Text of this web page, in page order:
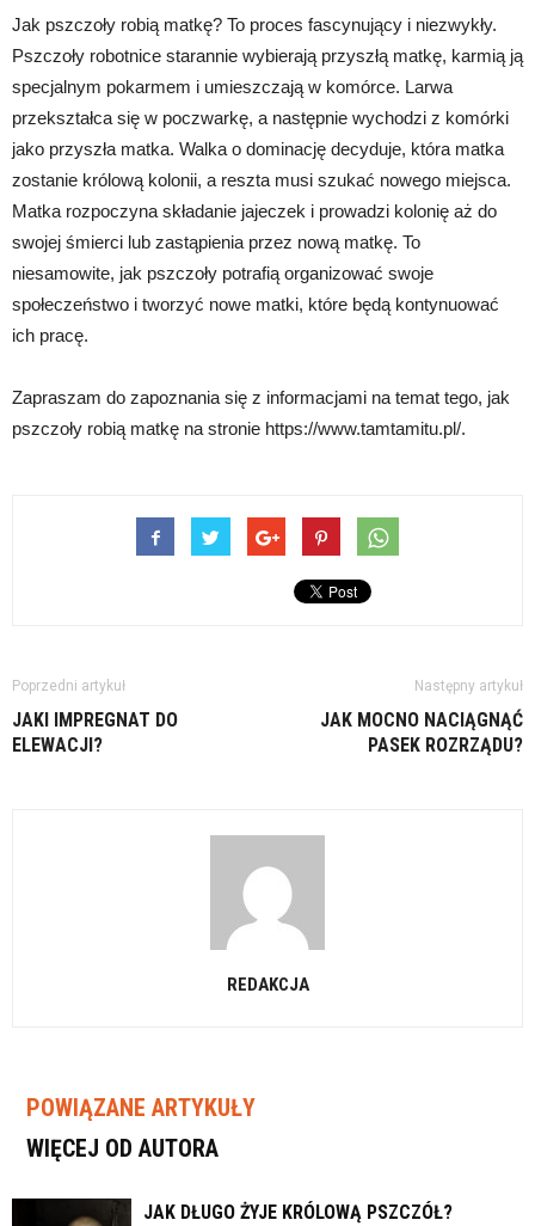
Jak pszczoły robią matkę? To proces fascynujący i niezwykły.
Pszczoły robotnice starannie wybierają przyszłą matkę, karmią ją
specjalnym pokarmem i umieszczają w komórce. Larwa
przekształca się w poczwarkę, a następnie wychodzi z komórki
jako przyszła matka. Walka o dominację decyduje, która matka
zostanie królową kolonii, a reszta musi szukać nowego miejsca.
Matka rozpoczyna składanie jajeczek i prowadzi kolonię aż do
swojej śmierci lub zastąpienia przez nową matkę. To
niesamowite, jak pszczoły potrafią organizować swoje
społeczeństwo i tworzyć nowe matki, które będą kontynuować
ich pracę.
Zapraszam do zapoznania się z informacjami na temat tego, jak
pszczoły robią matkę na stronie https://www.tamtamitu.pl/.
Poprzedni artykuł
JAKI IMPREGNAT DO
ELEWACJI?
Następny artykuł
JAK MOCNO NACIĄGNĄĆ
PASEK ROZRZĄDU?
REDAKCJA
POWIĄZANE ARTYKUŁY
WIĘCEJ OD AUTORA
JAK DŁUGO ŻYJE KRÓLOWĄ PSZCZÓŁ?